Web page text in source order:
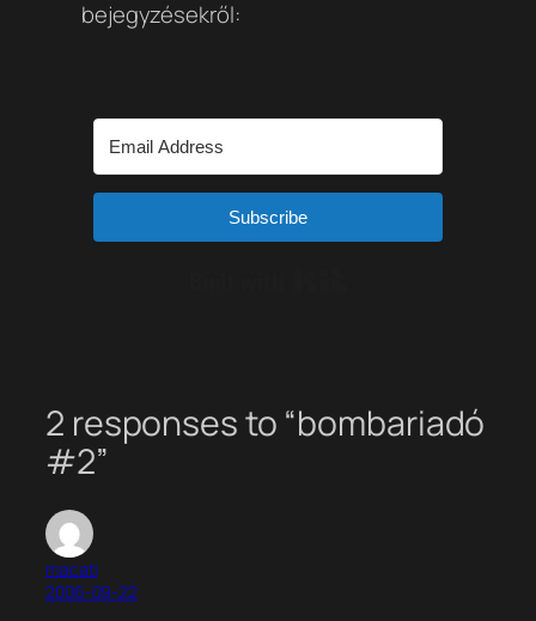
bejegyzésekről:
Subscribe
2 responses to “bombariadó
#2”
macati
2006-09-22